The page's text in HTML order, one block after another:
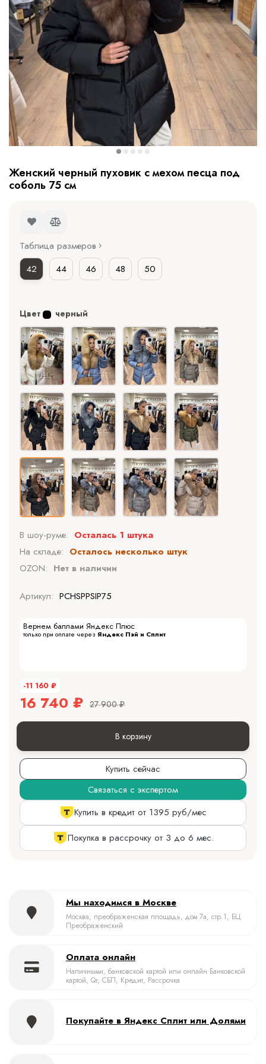
Женский черный пуховик с мехом песца под
соболь 75 см
Таблица размеров
42
44 46 48 50
Цвет черный
В шоу-руме: Осталась 1 штука
На складе: Осталось несколько штук
OZON: Нет в наличии
Артикул: PCHSPPSIP75
Вернем баллами Яндекс Плюс
только при оплате через Яндекс Пэй и Сплит
-11 160 ₽
16 740 ₽ 27 900 ₽
В корзину
Купить сейчас
Связаться с экспертом
Купить в кредит от 1395 руб/мес
Покупка в рассрочку от 3 до 6 мес.
Мы находимся в Москве
Москва, преображенская площадь, дом 7а, стр.1, БЦ
Преображенский
Оплата онлайн
Наличными, банковской картой или онлайн Банковской
картой, Qr, СБП, Кредит, Рассрочка
Покупайте в Яндекс Сплит или Долями